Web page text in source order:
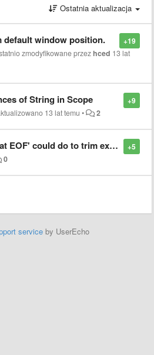
Ostatnia aktualizacja
+19
default window position.
zmodyfikowane przezhced 13 lat
+9
of String in Scope
13 lat temu • 2
+5
could do to trim extra newlines.
0
service by UserEcho